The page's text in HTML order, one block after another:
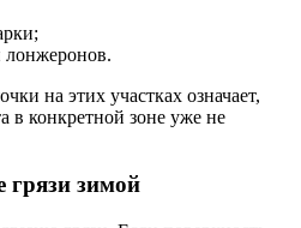
лонжеронов.
на этих участках означает,
в конкретной зоне уже не
грязи зимой